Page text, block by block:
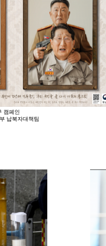
캠페인
납북자대책팀